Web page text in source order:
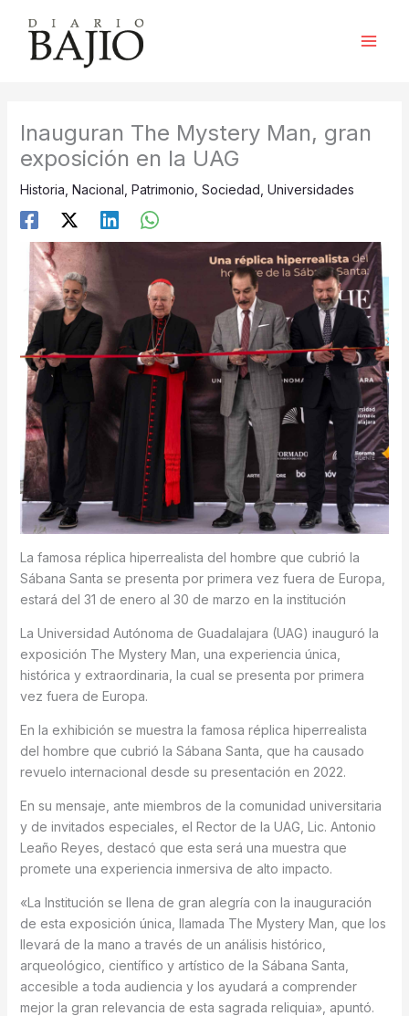
contenido
Inauguran The Mystery Man, gran
exposición en la UAG
Historia Nacional Patrimonio Sociedad Universidades
La famosa réplica hiperrealista del hombre que cubrió la
Sábana Santa se presenta por primera vez fuera de Europa,
estará del 31 de enero al 30 de marzo en la institución
La Universidad Autónoma de Guadalajara (UAG) inauguró la
exposición The Mystery Man, una experiencia única,
histórica y extraordinaria, la cual se presenta por primera
vez fuera de Europa.
En la exhibición se muestra la famosa réplica hiperrealista
del hombre que cubrió la Sábana Santa, que ha causado
revuelo internacional desde su presentación en 2022.
En su mensaje, ante miembros de la comunidad universitaria
y de invitados especiales, el Rector de la UAG, Lic. Antonio
Leaño Reyes, destacó que esta será una muestra que
promete una experiencia inmersiva de alto impacto.
«La Institución se llena de gran alegría con la inauguración
de esta exposición única, llamada The Mystery Man, que los
llevará de la mano a través de un análisis histórico,
arqueológico, científico y artístico de la Sábana Santa,
accesible a toda audiencia y los ayudará a comprender
mejor la gran relevancia de esta sagrada reliquia», apuntó.